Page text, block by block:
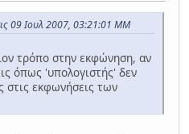
09 Ιουλ 2007, 03:21:01 ΜΜ
τρόπο στην εκφώνηση, αν
όπως 'υπολογιστής' δεν
στις εκφωνήσεις των